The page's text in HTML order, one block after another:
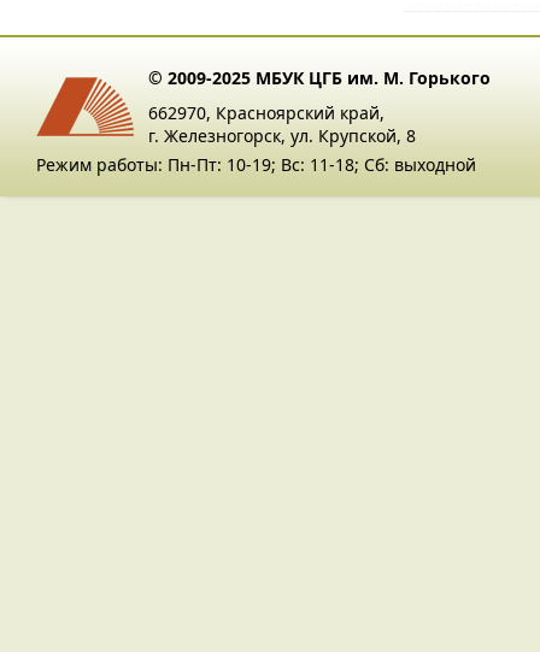
© 2009-2025 МБУК ЦГБ им. М. Горького
662970, Красноярский край,
г. Железногорск, ул. Крупской, 8
Режим работы: Пн-Пт: 10-19; Вс: 11-18; Сб: выходной